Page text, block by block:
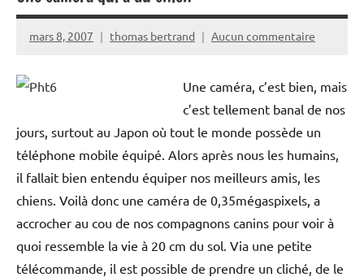
mars 8, 2007 thomas bertrand Aucun commentaire
Une caméra, c’est bien, mais
c’est tellement banal de nos
jours, surtout au Japon où tout le monde possède un
téléphone mobile équipé. Alors après nous les humains,
il fallait bien entendu équiper nos meilleurs amis, les
chiens. Voilà donc une caméra de 0,35mégaspixels, a
accrocher au cou de nos compagnons canins pour voir à
quoi ressemble la vie à 20 cm du sol. Via une petite
télécommande, il est possible de prendre un cliché, de le